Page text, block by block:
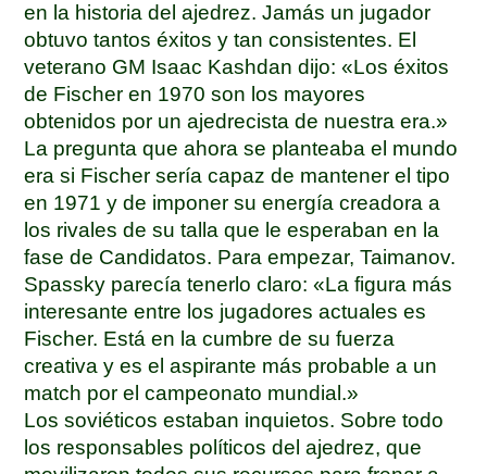
en la historia del ajedrez. Jamás un jugador
obtuvo tantos éxitos y tan consistentes. El
veterano GM Isaac Kashdan dijo: «Los éxitos
de Fischer en 1970 son los mayores
obtenidos por un ajedrecista de nuestra era.»
La pregunta que ahora se planteaba el mundo
era si Fischer sería capaz de mantener el tipo
en 1971 y de imponer su energía creadora a
los rivales de su talla que le esperaban en la
fase de Candidatos. Para empezar, Taimanov.
Spassky parecía tenerlo claro: «La figura más
interesante entre los jugadores actuales es
Fischer. Está en la cumbre de su fuerza
creativa y es el aspirante más probable a un
match por el campeonato mundial.»
Los soviéticos estaban inquietos. Sobre todo
los responsables políticos del ajedrez, que